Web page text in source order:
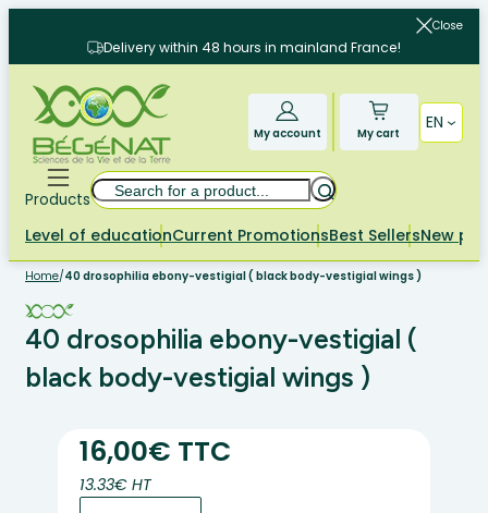
content
Close
Delivery within 48 hours in mainland France!
My account My cart
EN
Products
Search
Level of educationCurrent PromotionsBest SellersNew
Home/40 drosophilia ebony-vestigial ( black body-vestigial wings )
40 drosophilia ebony-vestigial (
black body-vestigial wings )
16,00€ TTC
13.33€ HT